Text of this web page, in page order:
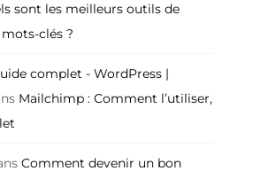
sont les meilleurs outils de
clés ?
complet - WordPress |
Mailchimp : Comment l’utiliser,
Comment devenir un bon